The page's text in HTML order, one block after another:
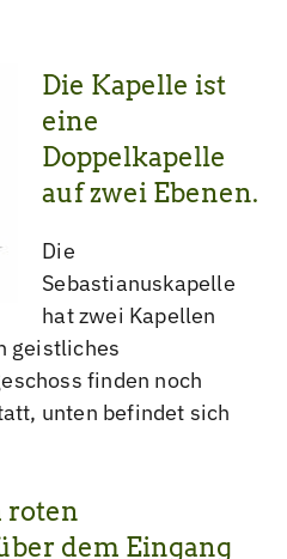
Die Kapelle ist
eine
Doppelkapelle
auf zwei Ebenen.
Die
Sebastianuskapelle
hat zwei Kapellen
geistliches
finden noch
unten befindet sich
roten
dem Eingang